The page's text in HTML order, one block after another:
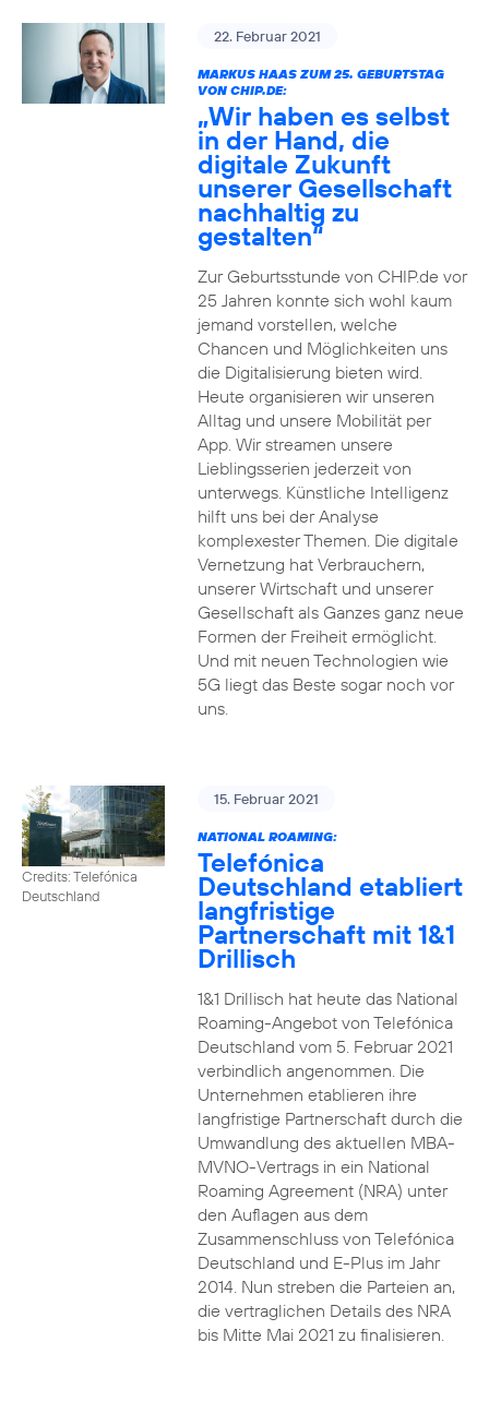
22. Februar 2021
MARKUS HAAS ZUM 25. GEBURTSTAG
VON CHIP.DE:
„Wir haben es selbst
in der Hand, die
digitale Zukunft
unserer Gesellschaft
nachhaltig zu
gestalten“
Zur Geburtsstunde von CHIP.de vor
25 Jahren konnte sich wohl kaum
jemand vorstellen, welche
Chancen und Möglichkeiten uns
die Digitalisierung bieten wird.
Heute organisieren wir unseren
Alltag und unsere Mobilität per
App. Wir streamen unsere
Lieblingsserien jederzeit von
unterwegs. Künstliche Intelligenz
hilft uns bei der Analyse
komplexester Themen. Die digitale
Vernetzung hat Verbrauchern,
unserer Wirtschaft und unserer
Gesellschaft als Ganzes ganz neue
Formen der Freiheit ermöglicht.
Und mit neuen Technologien wie
5G liegt das Beste sogar noch vor
uns.
Credits: Telefónica
Deutschland
15. Februar 2021
NATIONAL ROAMING:
Telefónica
Deutschland etabliert
langfristige
Partnerschaft mit 1&1
Drillisch
1&1 Drillisch hat heute das National
Roaming-Angebot von Telefónica
Deutschland vom 5. Februar 2021
verbindlich angenommen. Die
Unternehmen etablieren ihre
langfristige Partnerschaft durch die
Umwandlung des aktuellen MBA-
MVNO-Vertrags in ein National
Roaming Agreement (NRA) unter
den Auflagen aus dem
Zusammenschluss von Telefónica
Deutschland und E-Plus im Jahr
2014. Nun streben die Parteien an,
die vertraglichen Details des NRA
bis Mitte Mai 2021 zu finalisieren.